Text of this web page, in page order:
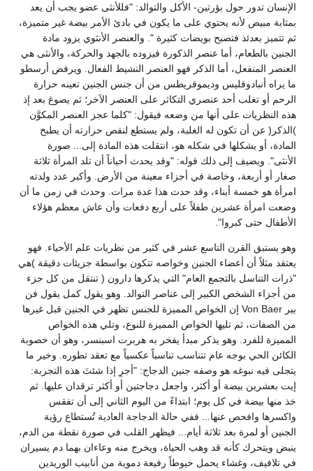
الإنسان تدور حول بؤرتين- الأكل والتوالد: "فللأنثى عضو يجب أن يعد
بمثابة مبيض لأنه يحتوي على ما يكون في بادئ الأمر بيضة غير متميزة،
ثم تتميز بعدئذ فتصبح بويضات كثيرة ". والعنصر الأنثوي يزود مادة
الجنين بالطعام، أما عنصر الذكورة فيزوده بالجهد والحركة، والأنثى هي
العنصر المنفعل، أما الذكر فهو العنصر النشيط الفعال. ويرفض أرسطو
ما يراه أنبادوقليس وديموقريطس من أن جنس الجنين تعينه حرارة
الرحم أو تغلب أحد عنصري التكاثر على العنصر الآخر؛ ثم يصوغ بعد إذ
هذه النظريات على أنها من وضعه فيقول: "كلما عجز العنصر المكوَّن
)الذكر( عن أن تكون له الغلبة، ولم يستطع لنقص حرارته أن يطبخ
المادة، أو يشكلها في شكله هو، انتقلت هذه المادة إلى... صورة
الأنثى". ويضيف إلى ذلك قوله: "وقد يحدث أحياناً أن تلد المرأة ثلاثة
صغار أو أربعة، وخاصة في أجزاء معينة من الأرض. وأكبر عدد ولدته
امرأة هو خمسة أبناء، وقد حدث هذا عدة مرات. وحدث في زمن ما أن
وضعت امرأة عشرين طفلاً على أربع دفعات وأن عاش معظم هؤلاء
الأطفال حتى كبروا".
وهو يستبق القرن التاسع عشر في كثير من نظريات علم الأحياء. فهو
يعتقد مثلاً أن أعضاء الجنين وخواصه تتكون بواسطة جزيئات دقيقة )هي
"ذرات التناسل بالتجمع العام" التي يذكرها دارون ( تنتقل من كل جزء
من أجزاء الشخص الكبير إلى عناصر التوالد. وهو يقول كمل يقول فن
بير Von Baer إن الخواص المميزة للجنس تظهر في الجنين قبل غيرها
من الصفات، ثم تليها الخواص المميزة للنوع، وتلي هذه الخواص
المميزة للفرد. وهو يذكر مبدأ يفخر به هربرت اسبنسر، وهو أن خصوبة
الكائن الحي بوجه عام تتناسب تناسباً عكسياً مع تعقد تطوره. وخير ما
يتجلى فيه نبوغه هو وصفه جنين الدجاج: "أجرِ إذا شئتَ هذه التجربة:
إيت بعشرين بيضة أو أكثر، واجعل دجاجتين أو أكثر ترقدان عليها. ثم
خذ منها بيضة في كل يوم؛ ابتداءً من اليوم الثاني إلى أن تفقس
واكسرها وافحص عنها... ففي حالة الدجاجة العادية تُستطاع رؤية
الجنين أو لمرة بعد ثلاثة أيام... فيظهر القلب في صورة نقطة من الدم،
ينبض ويتحرك كأنه قد وهب الحياة، ويخرج منه وعاءان بهما دم يسيران
في تلافيف، وغشاء يحمل خيوطاً رفيعة دموية من أنابيب الوريدين